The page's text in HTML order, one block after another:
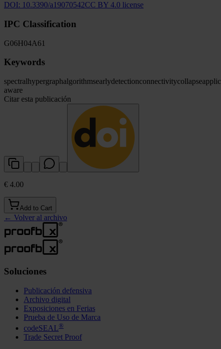
DOI: 10.3390/a19070542CC BY 4.0 license
IPC Classification
G06H04A61
Keywords
spectralhypergraphalgorithmsearlydetectionconnectivitycollapse
aware
Citar esta publicación
€ 4.00
Add to Cart
← Volver al archivo
Soluciones
Publicación defensiva
Archivo digital
Exposiciones en Ferias
Prueba de Uso de Marca
codeSEAL®
Trade Secret Proof